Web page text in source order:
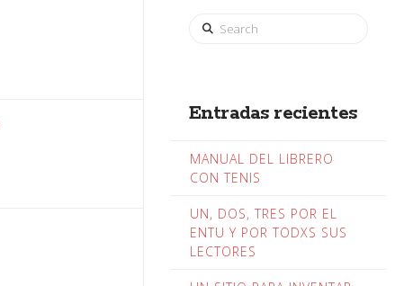
Search
Entradas recientes
MANUAL DEL LIBRERO
CON TENIS
UN, DOS, TRES POR EL
ENTU Y POR TODXS SUS
LECTORES